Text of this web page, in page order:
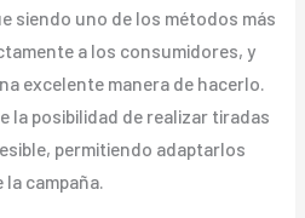
siendo uno de los métodos más
a los consumidores, y
excelente manera de hacerlo.
la posibilidad de realizar tiradas
permitiendo adaptarlos
campaña.